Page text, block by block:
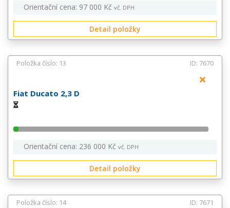
Orientační cena: 97 000 Kč vč. DPH
Detail položky
Položka číslo: 13 ID: 7670
Fiat Ducato 2,3 D
Orientační cena: 236 000 Kč vč. DPH
Detail položky
Položka číslo: 14 ID: 7671